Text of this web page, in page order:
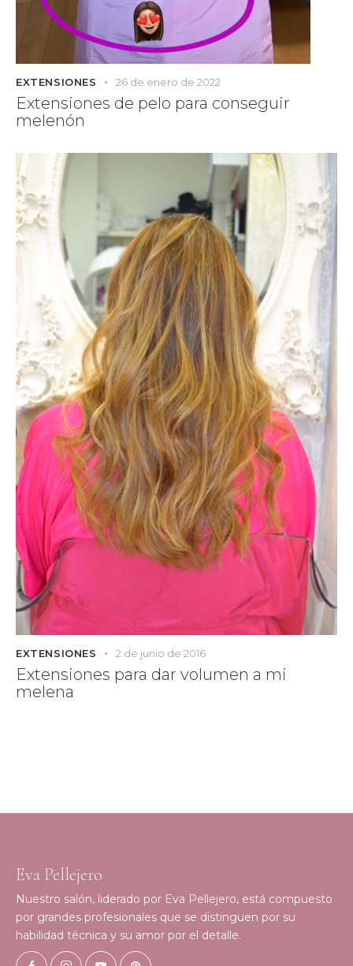
EXTENSIONES 26 de enero de 2022
Extensiones de pelo para conseguir
melenón
EXTENSIONES 2 de junio de 2016
Extensiones para dar volumen a mi
melena
Eva Pellejero
Nuestro salón, liderado por Eva Pellejero, está compuesto
por grandes profesionales que se distinguen por su
habilidad técnica y su amor por el detalle.